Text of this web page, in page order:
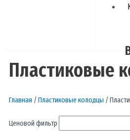
Пластиковые
Главная / Пластиковые колодцы /
Ценовой фильтр